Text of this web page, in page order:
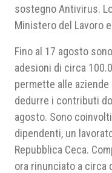
sostegno Antivirus.
Ministero del Lavoro
Fino al 17 agosto
adesioni di circa
permette alle
dedurre i contributi
agosto. Sono
dipendenti, un
Repubblica Ceca.
ora rinunciato a circa